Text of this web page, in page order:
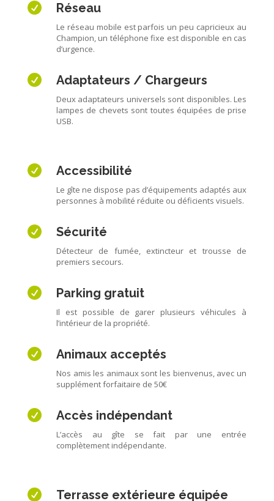
 Réseau
Le réseau mobile est parfois un peu capricieux au
Champion, un téléphone fixe est disponible en cas
d’urgence.
 Adaptateurs / Chargeurs
Deux adaptateurs universels sont disponibles. Les
lampes de chevets sont toutes équipées de prise
USB.
 Accessibilité
Le gîte ne dispose pas d’équipements adaptés aux
personnes à mobilité réduite ou déficients visuels.
 Sécurité
Détecteur de fumée, extincteur et trousse de
premiers secours.
 Parking gratuit
Il est possible de garer plusieurs véhicules à
l’intérieur de la propriété.
 Animaux acceptés
Nos amis les animaux sont les bienvenus, avec un
supplément forfaitaire de 50€
 Accès indépendant
L’accès au gîte se fait par une entrée
complètement indépendante.
 Terrasse extérieure équipée